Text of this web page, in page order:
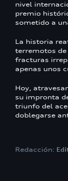
nivel
premio
sometido a
La historia
terremotos
fracturas
apenas unos
Hoy,
su impronta
triunfo del
doblegarse
Redacción: